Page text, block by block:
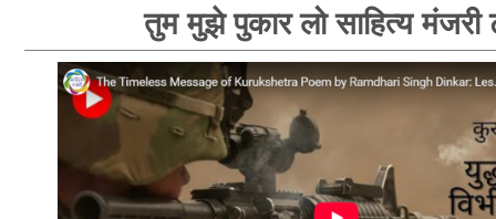
तुम मुझे पुकार लो साहित्य मंजरी